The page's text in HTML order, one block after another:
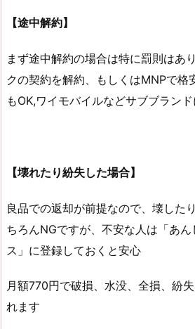
【途中解約】
まず途中解約の場合は特に罰則はあ
クの契約を解約、もしくはMNPで格
もOK,ワイモバイルなどサブブラン
【壊れたり紛失した場合】
良品での返却が前提なので、壊した
ちろんNGですが、不安な人は「あ
ス」に登録しておくと安心
月額770円で破損、水没、全損、紛
れます